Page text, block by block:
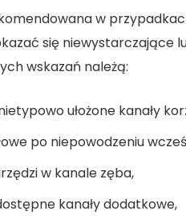
w
się niewystarczające
wskazań należą:
ułożone kanały
po niepowodzeniu
w kanale zęba,
kanały dodatkowe,